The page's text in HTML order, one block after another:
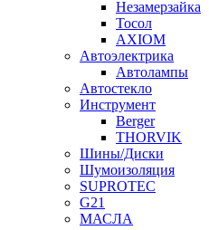
Незамерзайка
Тосол
AXIOM
Автоэлектрика
Автолампы
Автостекло
Инструмент
Berger
THORVIK
Шины/Диски
Шумоизоляция
SUPROTEC
G21
МАСЛА